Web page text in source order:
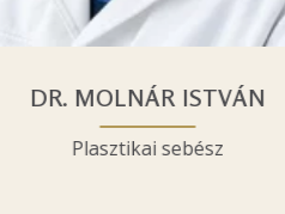
DR. MOLNÁR ISTVÁN
Plasztikai sebész